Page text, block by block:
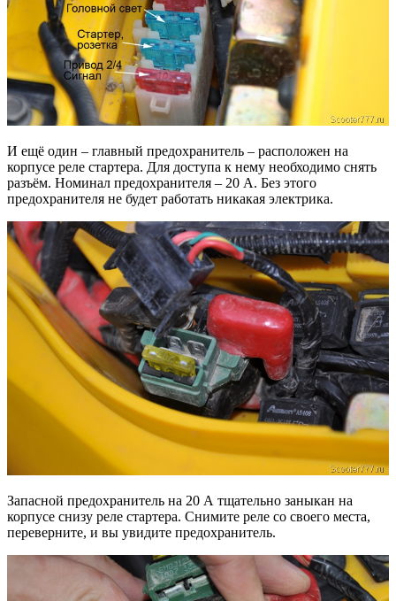
И ещё один – главный предохранитель – расположен на
корпусе реле стартера. Для доступа к нему необходимо снять
разъём. Номинал предохранителя – 20 А. Без этого
предохранителя не будет работать никакая электрика.
Запасной предохранитель на 20 А тщательно заныкан на
корпусе снизу реле стартера. Снимите реле со своего места,
переверните, и вы увидите предохранитель.